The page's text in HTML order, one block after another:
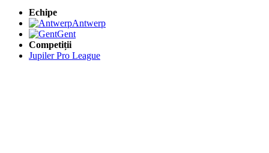
Echipe
Antwerp
Gent
Competiții
Jupiler Pro League